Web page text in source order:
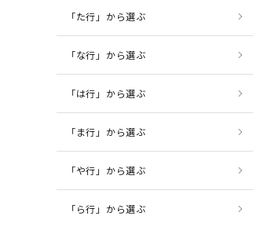
「た行」から選ぶ
「な行」から選ぶ
「は行」から選ぶ
「ま行」から選ぶ
「や行」から選ぶ
「ら行」から選ぶ